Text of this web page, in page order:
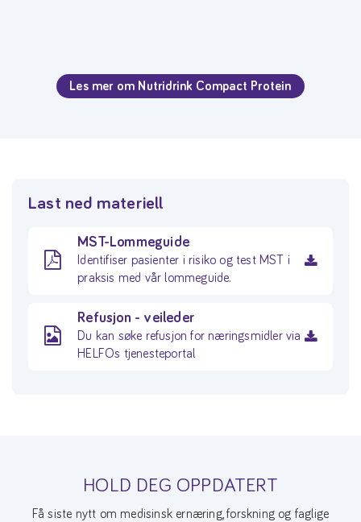
Les mer om Nutridrink Compact Protein
Last ned materiell
MST-Lommeguide
Identifiser pasienter i risiko og test MST i
praksis med vår lommeguide.
Refusjon - veileder
Du kan søke refusjon for næringsmidler via
HELFOs tjenesteportal
HOLD DEG OPPDATERT
Få siste nytt om medisinsk ernæring, forskning og faglige